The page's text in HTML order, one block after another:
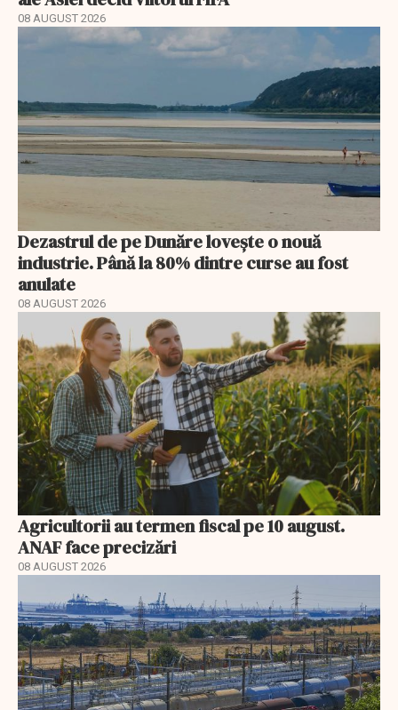
08 AUGUST 2026
Dezastrul de pe Dunăre lovește o nouă
industrie. Până la 80% dintre curse au fost
anulate
08 AUGUST 2026
Agricultorii au termen fiscal pe 10 august.
ANAF face precizări
08 AUGUST 2026